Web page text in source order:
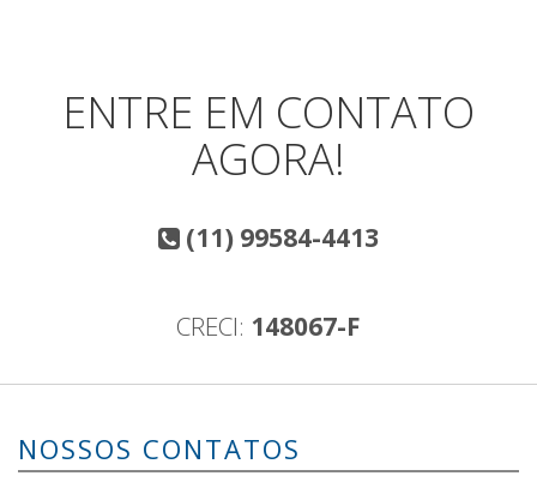
ENTRE EM CONTATO
AGORA!
(11) 99584-4413
CRECI: 148067-F
NOSSOS CONTATOS